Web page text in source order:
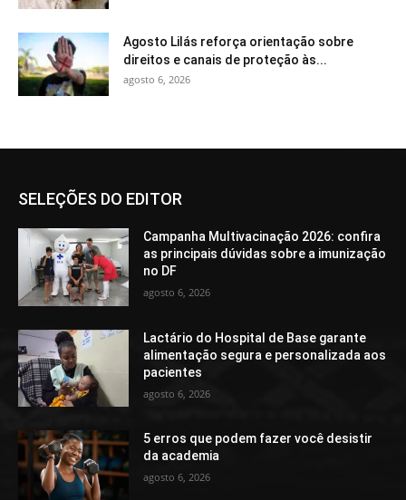
Agosto Lilás reforça orientação sobre
direitos e canais de proteção às...
agosto 6, 2026
SELEÇÕES DO EDITOR
Campanha Multivacinação 2026: confira
as principais dúvidas sobre a imunização
no DF
agosto 6, 2026
Lactário do Hospital de Base garante
alimentação segura e personalizada aos
pacientes
agosto 6, 2026
5 erros que podem fazer você desistir
da academia
agosto 6, 2026